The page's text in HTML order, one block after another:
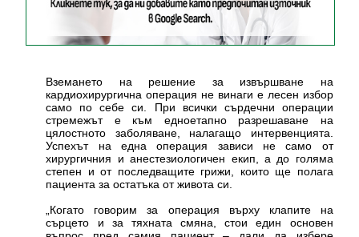
Вземането на решение за извършване на
кардиохирургична операция не винаги е лесен избор
само по себе си. При всички сърдечни операции
стремежът е към едноетапно разрешаване на
цялостното заболяване, налагащо интервенцията.
Успехът на една операция зависи не само от
хирургичния и анестезиологичен екип, а до голяма
степен и от последващите грижи, които ще полага
пациента за остатъка от живота си.
„Когато говорим за операция върху клапите на
сърцето и за тяхната смяна, стои един основен